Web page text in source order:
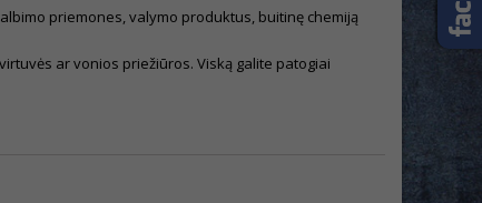
priemones, valymo produktus, buitinę chemiją
ar vonios priežiūros. Viską galite patogiai